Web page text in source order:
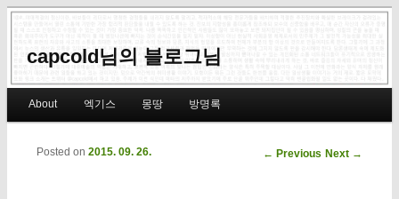
capcold님의 블로그님
Skip to primary content
Skip to secondary content
About 엑기스 몽땅 방명록
Post navigation
← Previous Next →
Posted on 2015. 09. 26.